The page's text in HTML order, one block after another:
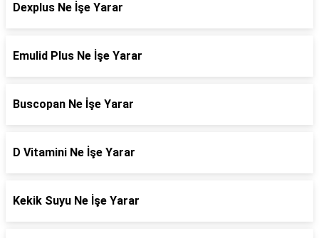
Dexplus Ne İşe Yarar
Emulid Plus Ne İşe Yarar
Buscopan Ne İşe Yarar
D Vitamini Ne İşe Yarar
Kekik Suyu Ne İşe Yarar